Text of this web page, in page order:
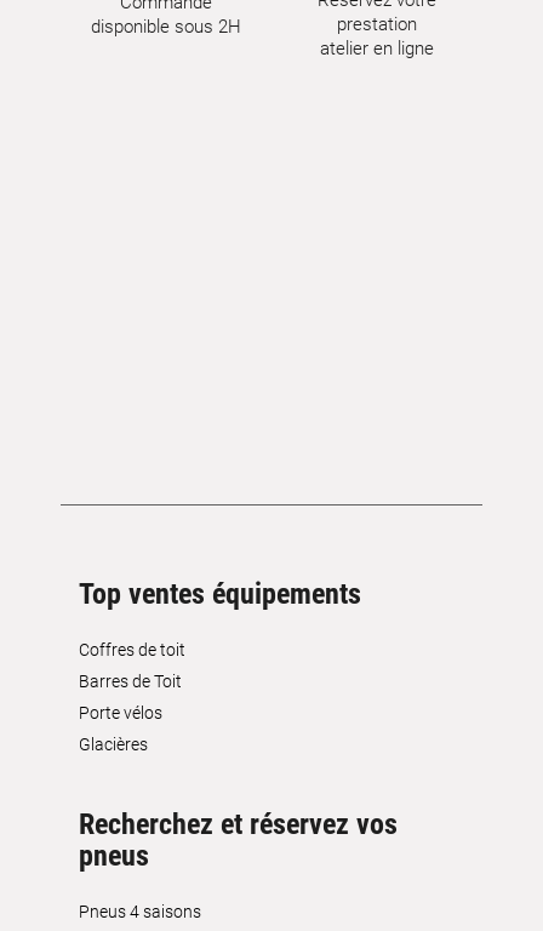
disponible sous 2H
prestation
atelier en ligne
Top ventes équipements
Coffres de toit
Barres de Toit
Porte vélos
Glacières
Recherchez et réservez vos
pneus
Pneus 4 saisons